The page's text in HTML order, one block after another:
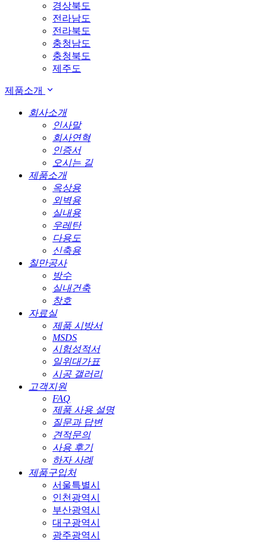
경상북도
전라남도
전라북도
충청남도
충청북도
제주도
제품소개
회사소개
인사말
회사연혁
인증서
오시는 길
제품소개
옥상용
외벽용
실내용
우레탄
다용도
신축용
칠만공사
방수
실내건축
창호
자료실
제품 시방서
MSDS
시험성적서
일위대가표
시공 갤러리
고객지원
FAQ
제품 사용 설명
질문과 답변
견적문의
사용 후기
하자 사례
제품구입처
서울특별시
인천광역시
부산광역시
대구광역시
광주광역시